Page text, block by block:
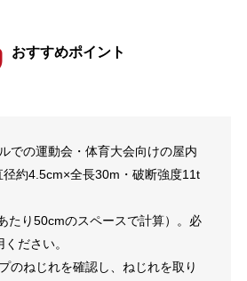
おすすめポイント
での運動会・体育大会向けの屋内
径約4.5cm×全長30m・破断強度11t
たり50cmのスペースで計算）。必
ださい。
のねじれを確認し、ねじれを取り